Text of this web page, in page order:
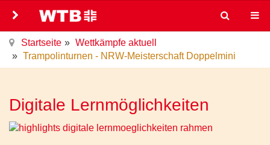
Startseite
Wettkämpfe aktuell
Trampolinturnen - NRW-Meisterschaft Doppelmini
Digitale Lernmöglichkeiten